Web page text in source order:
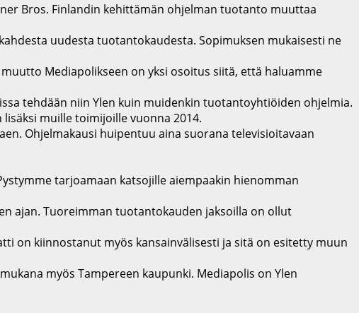
Bros. Finlandin kehittämän ohjelman tuotanto muuttaa
uudesta tuotantokaudesta. Sopimuksen mukaisesti ne
Mediapolikseen on yksi osoitus siitä, että haluamme
tehdään niin Ylen kuin muidenkin tuotantoyhtiöiden ohjelmia.
muille toimijoille vuonna 2014.
Ohjelmakausi huipentuu aina suorana televisioitavaan
tarjoamaan katsojille aiempaakin hienomman
ajan. Tuoreimman tuotantokauden jaksoilla on ollut
on kiinnostanut myös kansainvälisesti ja sitä on esitetty muun
myös Tampereen kaupunki. Mediapolis on Ylen